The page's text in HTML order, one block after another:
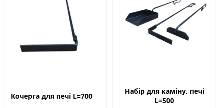
Кочерга для печі L=700
Набір для каміну, печі
L=500